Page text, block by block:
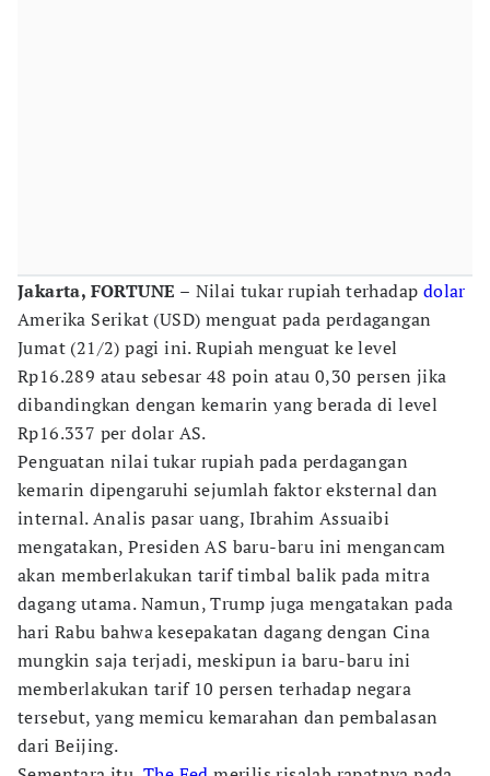
Jakarta, FORTUNE – Nilai tukar rupiah terhadap dolar
Amerika Serikat (USD) menguat pada perdagangan
Jumat (21/2) pagi ini. Rupiah menguat ke level
Rp16.289 atau sebesar 48 poin atau 0,30 persen jika
dibandingkan dengan kemarin yang berada di level
Rp16.337 per dolar AS.
Penguatan nilai tukar rupiah pada perdagangan
kemarin dipengaruhi sejumlah faktor eksternal dan
internal. Analis pasar uang, Ibrahim Assuaibi
mengatakan, Presiden AS baru-baru ini mengancam
akan memberlakukan tarif timbal balik pada mitra
dagang utama. Namun, Trump juga mengatakan pada
hari Rabu bahwa kesepakatan dagang dengan Cina
mungkin saja terjadi, meskipun ia baru-baru ini
memberlakukan tarif 10 persen terhadap negara
tersebut, yang memicu kemarahan dan pembalasan
dari Beijing.